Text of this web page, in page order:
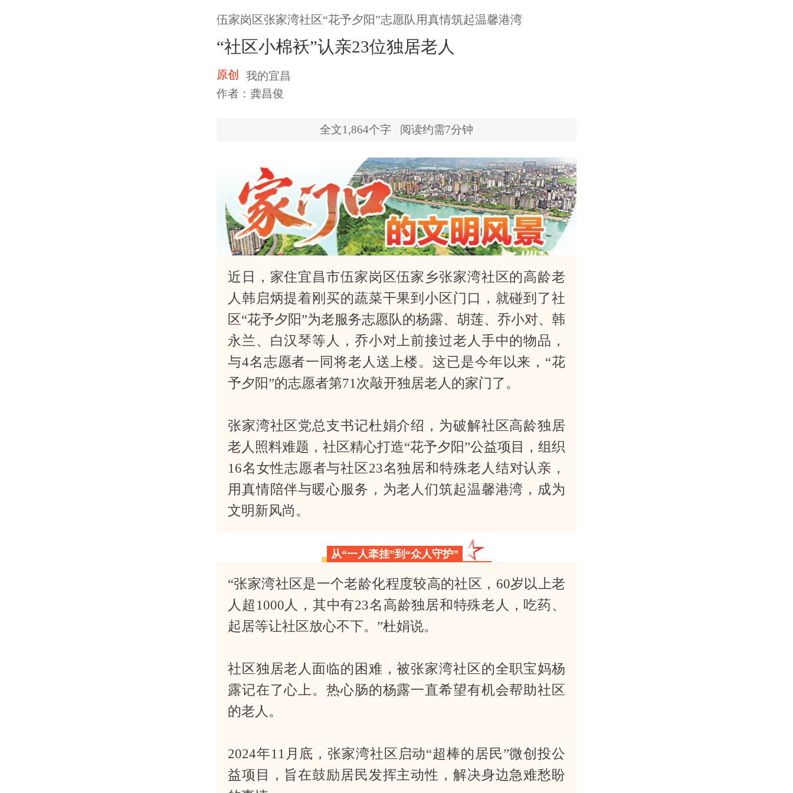
伍家岗区张家湾社区“花予夕阳”志愿队用真情筑起温馨港湾
“社区小棉袄”认亲23位独居老人
原创
我的宜昌
作者：龚昌俊
全文1,864个字 阅读约需7分钟
近日，家住宜昌市伍家岗区伍家乡张家湾社区的高龄老
人韩启炳提着刚买的蔬菜干果到小区门口，就碰到了社
区“花予夕阳”为老服务志愿队的杨露、胡莲、乔小对、韩
永兰、白汉琴等人，乔小对上前接过老人手中的物品，
与4名志愿者一同将老人送上楼。这已是今年以来，“花
予夕阳”的志愿者第71次敲开独居老人的家门了。
张家湾社区党总支书记杜娟介绍，为破解社区高龄独居
老人照料难题，社区精心打造“花予夕阳”公益项目，组织
16名女性志愿者与社区23名独居和特殊老人结对认亲，
用真情陪伴与暖心服务，为老人们筑起温馨港湾，成为
文明新风尚。
从“一人牵挂”到“众人守护”
“张家湾社区是一个老龄化程度较高的社区，60岁以上老
人超1000人，其中有23名高龄独居和特殊老人，吃药、
起居等让社区放心不下。”杜娟说。
社区独居老人面临的困难，被张家湾社区的全职宝妈杨
露记在了心上。热心肠的杨露一直希望有机会帮助社区
的老人。
2024年11月底，张家湾社区启动“超棒的居民”微创投公
益项目，旨在鼓励居民发挥主动性，解决身边急难愁盼